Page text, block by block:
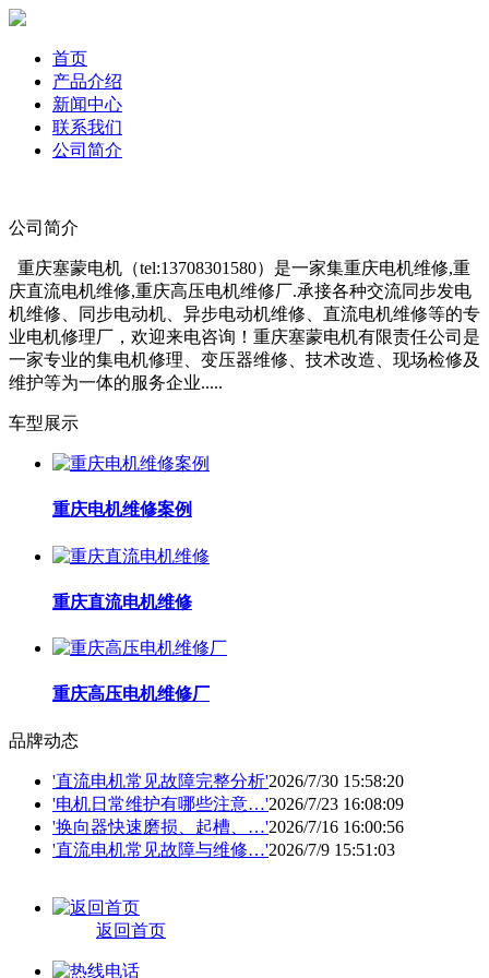
首页
产品介绍
新闻中心
联系我们
公司简介
公司简介
重庆塞蒙电机（tel:13708301580）是一家集重庆电机维修,重
庆直流电机维修,重庆高压电机维修厂.承接各种交流同步发电
机维修、同步电动机、异步电动机维修、直流电机维修等的专
业电机修理厂，欢迎来电咨询！重庆塞蒙电机有限责任公司是
一家专业的集电机修理、变压器维修、技术改造、现场检修及
维护等为一体的服务企业.....
车型展示
重庆电机维修案例
重庆直流电机维修
重庆高压电机维修厂
品牌动态
'直流电机常见故障完整分析'2026/7/30 15:58:20
'电机日常维护有哪些注意…'2026/7/23 16:08:09
'换向器快速磨损、起槽、…'2026/7/16 16:00:56
'直流电机常见故障与维修…'2026/7/9 15:51:03
返回首页